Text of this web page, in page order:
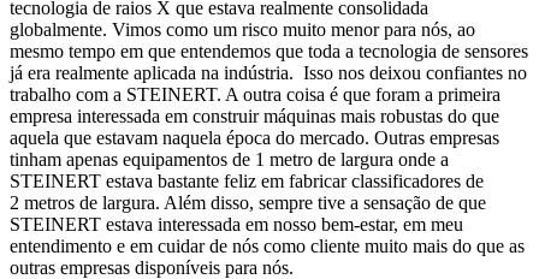
tecnologia de raios X que estava realmente consolidada
globalmente. Vimos como um risco muito menor para nós, ao
mesmo tempo em que entendemos que toda a tecnologia de sensores
já era realmente aplicada na indústria. Isso nos deixou confiantes no
trabalho com a STEINERT. A outra coisa é que foram a primeira
empresa interessada em construir máquinas mais robustas do que
aquela que estavam naquela época do mercado. Outras empresas
tinham apenas equipamentos de 1 metro de largura onde a
STEINERT estava bastante feliz em fabricar classificadores de
2 metros de largura. Além disso, sempre tive a sensação de que
STEINERT estava interessada em nosso bem-estar, em meu
entendimento e em cuidar de nós como cliente muito mais do que as
outras empresas disponíveis para nós.